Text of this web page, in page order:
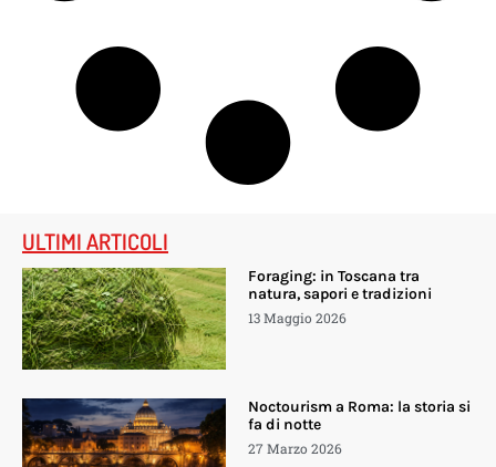
ULTIMI ARTICOLI
Foraging: in Toscana tra
natura, sapori e tradizioni
13 Maggio 2026
Noctourism a Roma: la storia si
fa di notte
27 Marzo 2026